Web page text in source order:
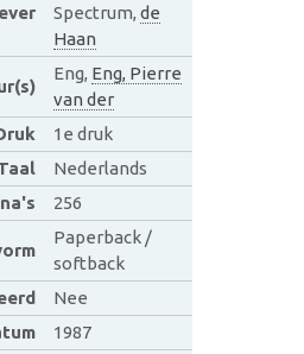
Spectrum, de
Haan
Eng, Eng, Pierre
van der
1e druk
Nederlands
256
Paperback /
softback
Nee
1987